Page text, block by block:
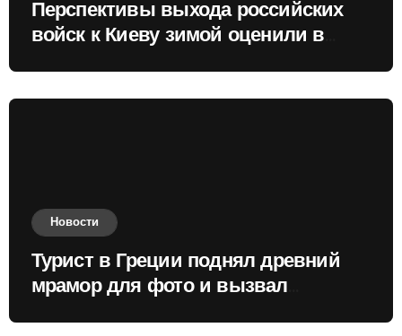
Перспективы выхода российских
войск к Киеву зимой оценили в
Новости
Турист в Греции поднял древний
мрамор для фото и вызвал